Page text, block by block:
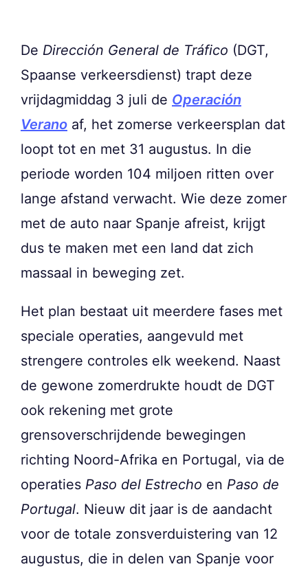
De Dirección General de Tráfico (DGT,
Spaanse verkeersdienst) trapt deze
vrijdagmiddag 3 juli de Operación
Verano af, het zomerse verkeersplan dat
loopt tot en met 31 augustus. In die
periode worden 104 miljoen ritten over
lange afstand verwacht. Wie deze zomer
met de auto naar Spanje afreist, krijgt
dus te maken met een land dat zich
massaal in beweging zet.
Het plan bestaat uit meerdere fases met
speciale operaties, aangevuld met
strengere controles elk weekend. Naast
de gewone zomerdrukte houdt de DGT
ook rekening met grote
grensoverschrijdende bewegingen
richting Noord-Afrika en Portugal, via de
operaties Paso del Estrecho en Paso de
Portugal. Nieuw dit jaar is de aandacht
voor de totale zonsverduistering van 12
augustus, die in delen van Spanje voor